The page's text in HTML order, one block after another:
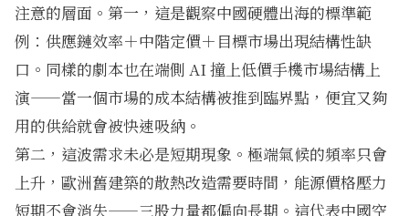
注意的層面。第一，這是觀察中國硬體出海的標準範
例：供應鏈效率＋中階定價＋目標市場出現結構性缺
口。同樣的劇本也在端側 AI 撞上低價手機市場結構 上
演——當一個市場的成本結構被推到臨界點，便宜又夠
用的供給就會被快速吸納。
第二，這波需求未必是短期現象。極端氣候的頻率只會
上升，歐洲舊建築的散熱改造需要時間，能源價格壓力
短期不會消失——三股力量都偏向長期。這代表中國空